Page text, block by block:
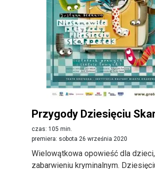
Przygody Dziesięciu
czas: 105 min.
premiera: sobota 26 września 2020
Wielowątkowa opowieść dla
zabarwieniu kryminalnym.